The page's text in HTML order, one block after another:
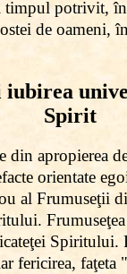
potrivit, în
de oameni,
iubirea
Spirit
din apropierea
orientate
al Frumuseţii
Spiritului.
fericirea, faţeta